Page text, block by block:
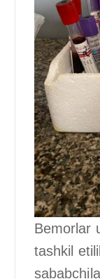
Bemorlar
tashkil